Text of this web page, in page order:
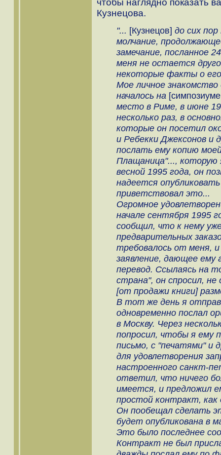
чтобы наглядно показать
Кузнецова.
"... [Кузнецов] до сих
молчание,
замечание, посланное
меня не остается
некоторые факты о его
Мое личное
началось на
место в Риме, в июне
несколько раз, в
которые он посетил
и Ребекки Джексонов и
послать ему копию
Плащаница"..., которую
весной 1995 года, он
надеется
приветствовал это...
Огромное
начале сентября 1995
сообщил, что к нему
предварительных
требовалось от меня,
заявление, дающее ему
перевод. Ссылаясь на
страна", он спросил, не
[от продажи книги]
В тот же день я
одновременно послал
в Москву. Через
попросил, чтобы я ему
письмо, с "печатями" и
для удовлетворения
настроенного санкт-
ответил, что ничего
имеется, и предложил
простой контракт, как
Он пообещал сделать
будет опубликована в
Это было последнее
Контракт не был